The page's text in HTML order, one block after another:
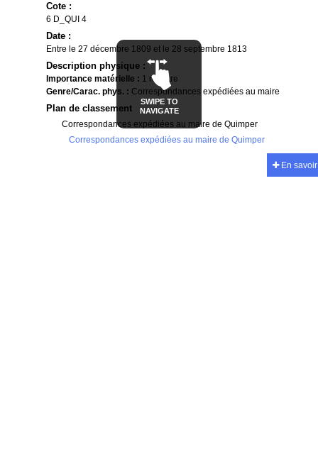
Cote :
6 D_QUI 4
Date :
Entre le 27 décembre 1809 et le 28 septembre 1813
Description physique :
Importance matérielle : 1 registre
Genre/Carac. phys. : Correspondances expédiées au maire
Plan de classement
Correspondances expédiées au maire de Quimper
Correspondances expédiées au maire de Quimper
En
SWIPE TO
NAVIGATE